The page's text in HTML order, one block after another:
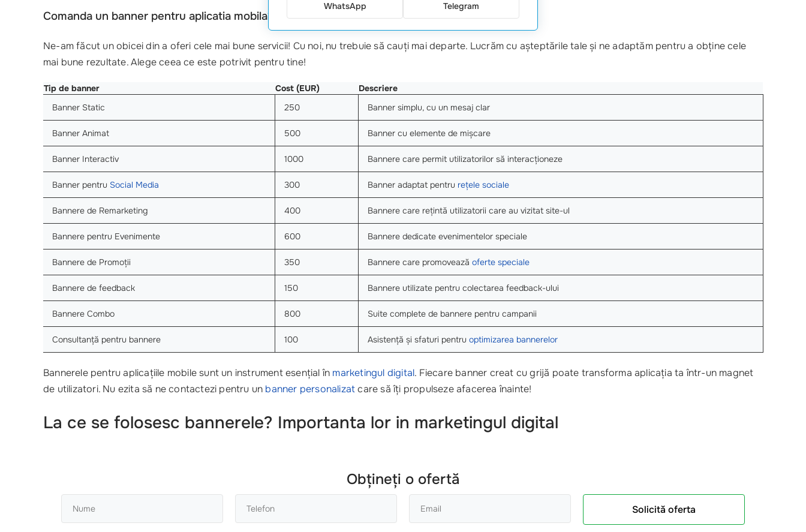
Comanda un banner pentru aplicatia mobila?
Ne-am făcut un obicei din a oferi cele mai bune servicii! Cu noi, nu trebuie să cauți mai departe. Lucrăm cu așteptările tale și ne adaptăm pentru a obține cele
mai bune rezultate. Alege ceea ce este potrivit pentru tine!
Tip de banner Cost (EUR)
Descriere
Banner Static
250 Banner simplu, cu un mesaj clar
Banner Animat 500 Banner cu elemente de mișcare
Banner Interactiv 1000 Bannere care permit utilizatorilor să interacționeze
Banner pentru Social Media 300 Banner adaptat pentru rețele sociale
Bannere de Remarketing 400 Bannere care rețintă utilizatorii care au vizitat site-ul
Bannere pentru Evenimente 600 Bannere dedicate evenimentelor speciale
Bannere de Promoții 350 Bannere care promovează oferte speciale
Bannere de feedback 150 Bannere utilizate pentru colectarea feedback-ului
Bannere Combo 800 Suite complete de bannere pentru campanii
Consultanță pentru bannere 100 Asistență și sfaturi pentru optimizarea bannerelor
Bannerele pentru aplicațiile mobile sunt un instrument esențial în marketingul digital. Fiecare banner creat cu grijă poate transforma aplicația ta într-un magnet
de utilizatori. Nu ezita să ne contactezi pentru un banner personalizatcare să îți propulseze afacerea înainte!
La ce se folosesc bannerele? Importanta lor in marketingul digital
Obțineți o ofertă
Solicită oferta
WhatsApp Telegram